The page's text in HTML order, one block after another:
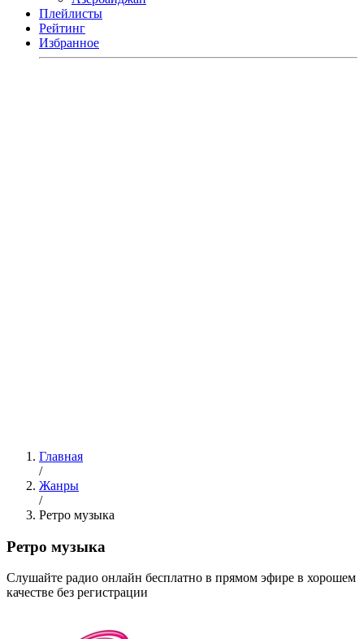
Плейлисты
Рейтинг
Избранное
Главная
/
Жанры
/
Ретро музыка
Ретро музыка
Cлушайте радио онлайн бесплатно в прямом эфире в хорошем
качестве без регистрации